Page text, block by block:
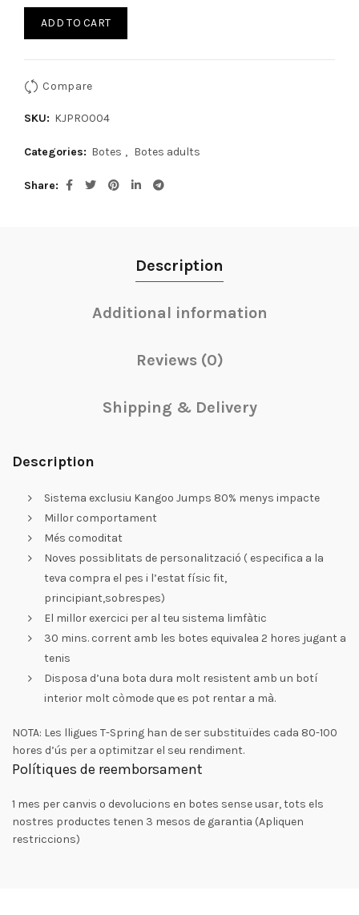
ADD TO CART
Compare
SKU: KJPRO004
Categories: Botes , Botes adults
Share
Description
Additional information
Reviews (0)
Shipping & Delivery
Description
Sistema exclusiu Kangoo Jumps 80% menys impacte
Millor comportament
Més comoditat
Noves possiblitats de personalització ( especifica a la
teva compra el pes i l’estat físic fit,
principiant,sobrespes)
El millor exercici per al teu sistema limfàtic
30 mins. corrent amb les botes equivalea 2 hores jugant a
tenis
Disposa d’una bota dura molt resistent amb un botí
interior molt còmode que es pot rentar a mà.
NOTA: Les lligues T-Spring han de ser substituïdes cada 80-100
hores d’ús per a optimitzar el seu rendiment.
Polítiques de reemborsament
1 mes per canvis o devolucions en botes sense usar, tots els
nostres productes tenen 3 mesos de garantia (Apliquen
restriccions)